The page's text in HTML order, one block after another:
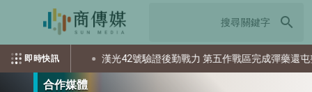
search
即時快訊
？ 漢光42號驗證後勤戰力 第五作戰區完成彈藥還屯整備
合作媒體